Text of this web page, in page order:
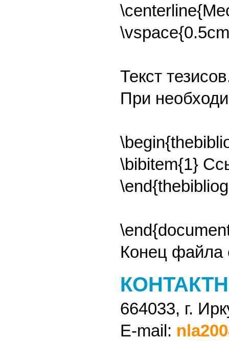
Текст
При
\bibitem{1}
Конец файла
664033, г.
Е-mail: